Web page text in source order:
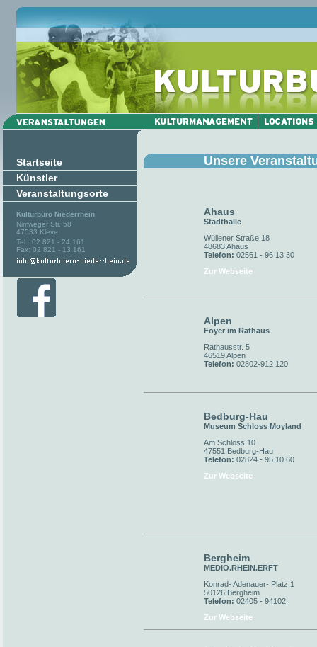
Startseite
Künstler
Veranstaltungsorte
Kulturbüro Niederrhein
Nimweger Str. 58
47533 Kleve
Tel.: 02 821 - 24 161
Fax: 02 821 - 13 161
Unsere
Ahaus
Stadthalle
Wüllener Straße 18
48683 Ahaus
Telefon: 02561 - 96 13 30
Zur Webseite
Alpen
Foyer im Rathaus
Rathausstr. 5
46519 Alpen
Telefon: 02802-912 120
Bedburg-Hau
Museum Schloss Moyland
Am Schloss 10
47551 Bedburg-Hau
Telefon: 02824 - 95 10 60
Zur Webseite
Bergheim
MEDIO.RHEIN.ERFT
Konrad- Adenauer- Platz 1
50126 Bergheim
Telefon: 02405 - 94102
Zur Webseite